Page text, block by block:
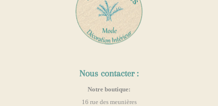
Nous contacter :
Notre boutique:
16 rue des meunières